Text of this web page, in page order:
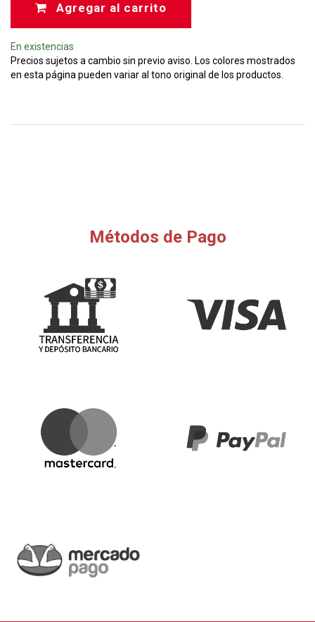
Agregar al carrito
En existencias
Precios sujetos a cambio sin previo aviso. Los colores mostrados
en esta página pueden variar al tono original de los productos.
Métodos de Pago